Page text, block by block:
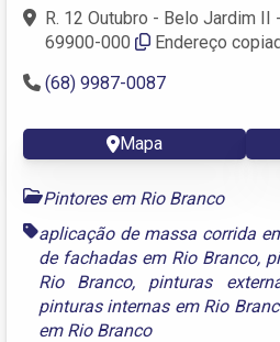
R. 12 Outubro - Belo Jardim II
69900-000
Endereço
(68) 9987-0087
Mapa
Pintores em Rio Branco
aplicação de massa corrida
de fachadas em Rio Branco,
Rio Branco, pinturas
pinturas internas em Rio
em Rio Branco